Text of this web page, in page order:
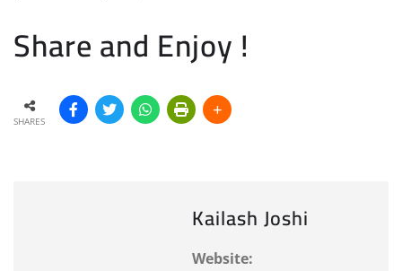
Share and Enjoy !
SHARES
Kailash Joshi
Website: